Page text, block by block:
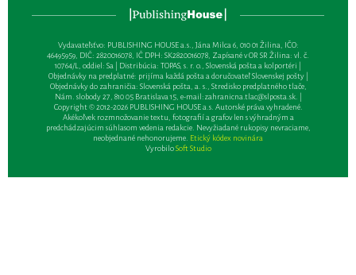
Vydavateľsťvo: PUBLISHING HOUSE a.s., Jána Milca 6, 010 01 Žilina, IČO:
46495959, DIČ: 2820016078, IČ DPH: SK2820016078, Zapísané v OR SR Žilina: vl. č.
10764/L, oddiel: Sa | Distribúcia: TOPAS, s. r. o., Slovenská pošta a kolportéri |
Objednávky na predplatné: prijíma každá pošta a doručovateľ Slovenskej pošty |
Objednávky do zahraničia: Slovenská pošta, a. s., Stredisko predplatného tlače,
Nám. slobody 27, 810 05 Bratislava 15, e-mail:zahranicna.tlac@slposta.sk. |
Copyright © 2012-2026 PUBLISHING HOUSE a.s. Autorské práva vyhradené.
Akékoľvek rozmnožovanie textu, fotografií a grafov len s výhradným a
predchádzajúcim súhlasom vedenia redakcie. Nevyžiadané rukopisy nevraciame,
neobjednané nehonorujeme. Etický kódex novinára
VyrobiloSoft Studio